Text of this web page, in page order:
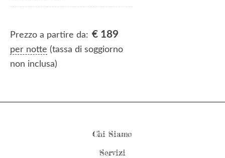
Prezzo a partire da: €189
per notte (tassa di soggiorno
non inclusa)
Chi Siamo
Servizi